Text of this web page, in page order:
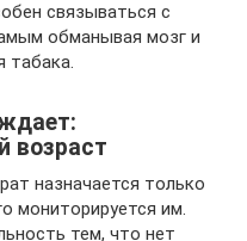
связываться с
обманывая мозг и
табака.
возраст
назначается только
мониторируется им.
тем, что нет